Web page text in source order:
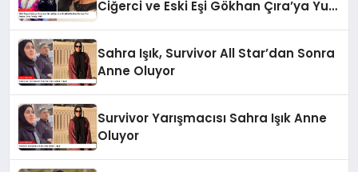
Ciğerci ve Eski Eşi Gökhan Çıra’ya Yurt
Sahra Işık, Survivor All Star’dan Sonra
Anne Oluyor
Survivor Yarışmacısı Sahra Işık Anne
Oluyor